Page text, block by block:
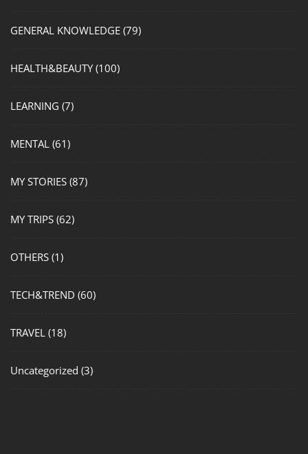
GENERAL KNOWLEDGE (79)
HEALTH&BEAUTY(100)
LEARNING (7)
MENTAL (61)
MY STORIES (87)
MY TRIPS (62)
OTHERS (1)
TECH&TREND (60)
TRAVEL (18)
Uncategorized (3)